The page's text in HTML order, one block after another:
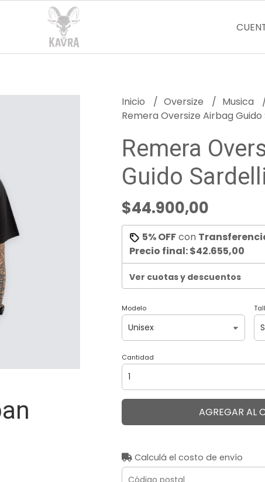
Inicio Oversize Musica
Remera Oversize Airbag
Remera
Guido
$44.900,00
5% OFFcon
Precio final:$42.655,00
Ver cuotas y descuentos
Modelo
Cantidad
AGREGAR AL
Calculá el costo de envío